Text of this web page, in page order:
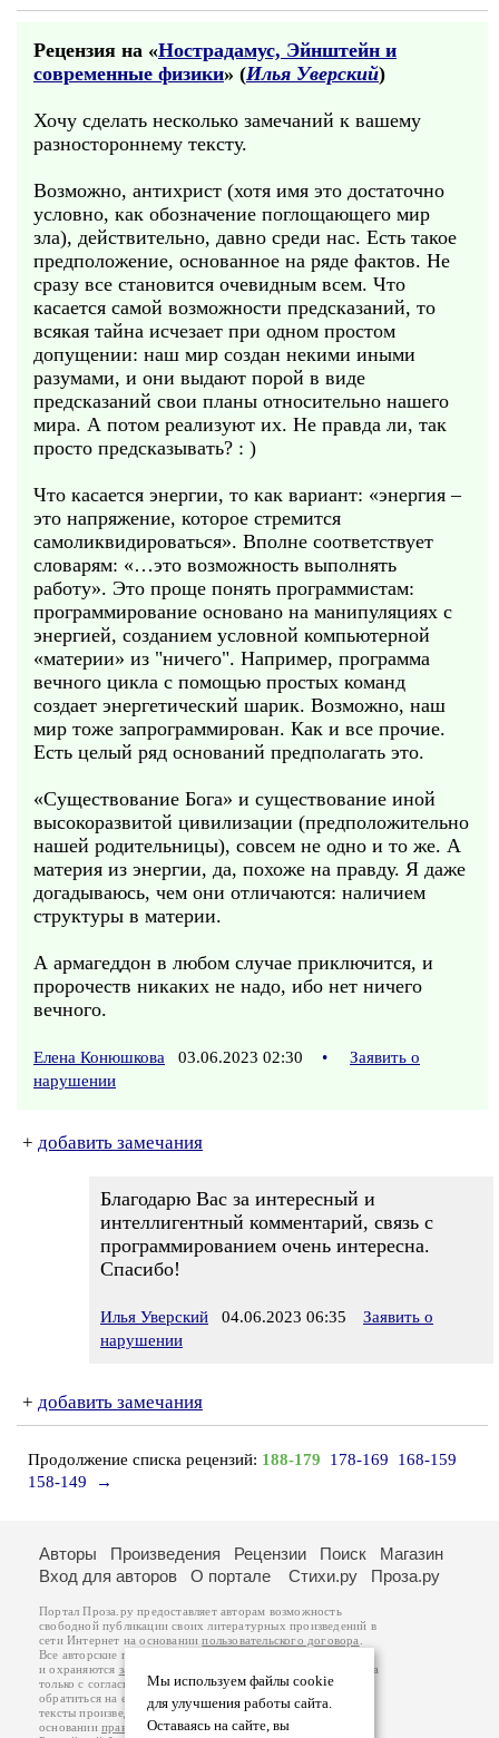
Рецензия на «Нострадамус, Эйнштейн и
современные физики» (Илья Уверский)
Хочу сделать несколько замечаний к вашему
разностороннему тексту.
Возможно, антихрист (хотя имя это достаточно
условно, как обозначение поглощающего мир
зла), действительно, давно среди нас. Есть такое
предположение, основанное на ряде фактов. Не
сразу все становится очевидным всем. Что
касается самой возможности предсказаний, то
всякая тайна исчезает при одном простом
допущении: наш мир создан некими иными
разумами, и они выдают порой в виде
предсказаний свои планы относительно нашего
мира. А потом реализуют их. Не правда ли, так
просто предсказывать? : )
Что касается энергии, то как вариант: «энергия –
это напряжение, которое стремится
самоликвидироваться». Вполне соответствует
словарям: «…это возможность выполнять
работу». Это проще понять программистам:
программирование основано на манипуляциях с
энергией, созданием условной компьютерной
«материи» из "ничего". Например, программа
вечного цикла с помощью простых команд
создает энергетический шарик. Возможно, наш
мир тоже запрограммирован. Как и все прочие.
Есть целый ряд оснований предполагать это.
«Существование Бога» и существование иной
высокоразвитой цивилизации (предположительно
нашей родительницы), совсем не одно и то же. А
материя из энергии, да, похоже на правду. Я даже
догадываюсь, чем они отличаются: наличием
структуры в материи.
А армагеддон в любом случае приключится, и
пророчеств никаких не надо, ибо нет ничего
вечного.
Елена Конюшкова 03.06.2023 02:30 •
Заявить о
нарушении
+ добавить замечания
Благодарю Вас за интересный и
интеллигентный комментарий, связь с
программированием очень интересна.
Спасибо!
Илья Уверский 04.06.2023 06:35
Заявить о
нарушении
+ добавить замечания
Продолжение списка рецензий: 188-179 178-169
168-159
158-149
→
Мы используем файлы cookie
для улучшения работы сайта.
Оставаясь на сайте, вы
Авторы Произведения Рецензии Поиск
Магазин
Вход для авторов
О портале Стихи.ру Проза.ру
Портал Проза.ру предоставляет авторам возможность
свободной публикации своих литературных произведений в
сети Интернет на основаниипользовательского договора
Все авторские права на произведения принадлежат авторам
и охраняются законом
. Перепечатка произведений возможна
только с согласия его автора, к которому вы можете
обратиться на его авторской странице. Ответственность за
тексты произведений авторы несут самостоятельно на
основанииправил публикацииизаконодательства